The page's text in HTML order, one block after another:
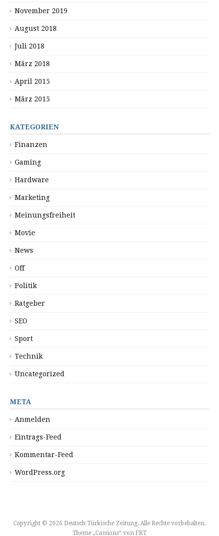
November 2019
August 2018
Juli 2018
März 2018
April 2015
März 2015
KATEGORIEN
Finanzen
Gaming
Hardware
Marketing
Meinungsfreiheit
Movie
News
Off
Politik
Ratgeber
SEO
Sport
Technik
Uncategorized
META
Anmelden
Eintrags-Feed
Kommentar-Feed
WordPress.org
Copyright © 2026 Deutsch Türkische Zeitung. Alle Rechte vorbehalten.
Theme „Cassions“ von FRT